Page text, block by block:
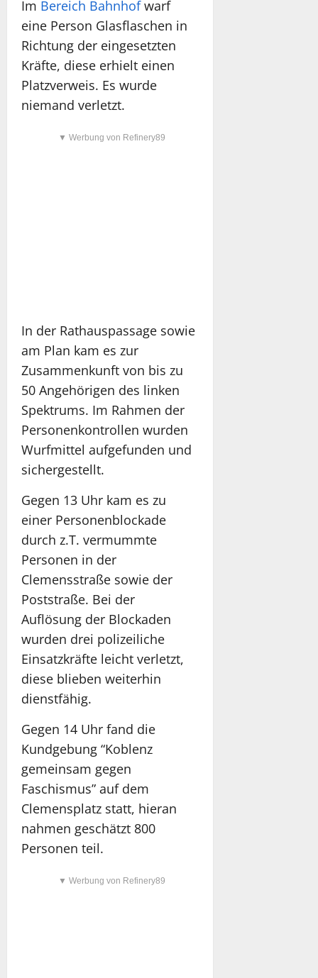
Im Bereich Bahnhofwarf
eine Person Glasflaschen in
Richtung der eingesetzten
Kräfte, diese erhielt einen
Platzverweis. Es wurde
niemand verletzt.
▼ Werbung von Refinery89
In der Rathauspassage sowie
am Plan kam es zur
Zusammenkunft von bis zu
50 Angehörigen des linken
Spektrums. Im Rahmen der
Personenkontrollen wurden
Wurfmittel aufgefunden und
sichergestellt.
Gegen 13 Uhr kam es zu
einer Personenblockade
durch z.T. vermummte
Personen in der
Clemensstraße sowie der
Poststraße. Bei der
Auflösung der Blockaden
wurden drei polizeiliche
Einsatzkräfte leicht verletzt,
diese blieben weiterhin
dienstfähig.
Gegen 14 Uhr fand die
Kundgebung “Koblenz
gemeinsam gegen
Faschismus” auf dem
Clemensplatz statt, hieran
nahmen geschätzt 800
Personen teil.
▼ Werbung von Refinery89